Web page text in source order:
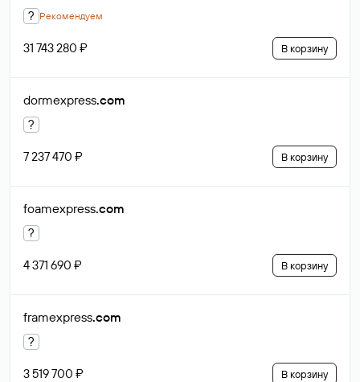
? Рекомендуем
31 743 280 ₽ В корзину
dormexpress.com
?
7 237 470 ₽ В корзину
foamexpress.com
?
4 371 690 ₽ В корзину
framexpress.com
?
3 519 700 ₽ В корзину